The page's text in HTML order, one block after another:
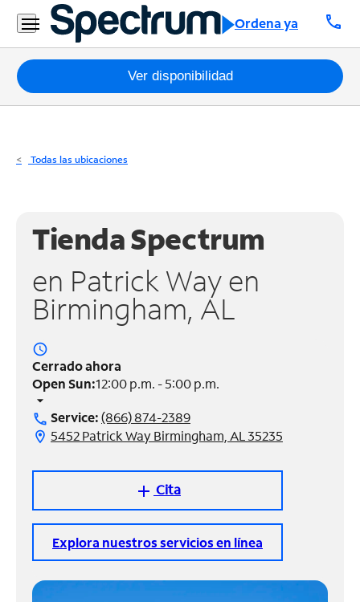
Ordena ya call
Residencial
Business
Paquetes
Internet
Teléfono
Residencial
Business
Contáctanos
Inglés
Administrar
cuenta
Encuentra
Ver disponibilidad
Todas las ubicaciones
Tienda Spectrum
en Patrick Way en
Birmingham, AL
access_time
Cerrado ahora
Open Sun:12:00 p.m. - 5:00 p.m.
arrow_drop_down
call Service:(866) 874-2389
location_on 5452 Patrick Way Birmingham, AL 35235
add Cita
Explora nuestros servicios en línea